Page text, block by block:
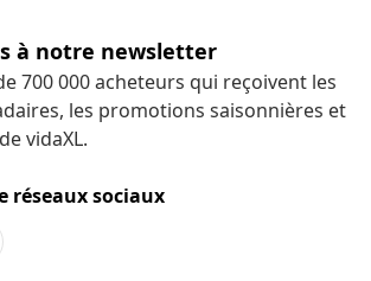
de rétractation concernant